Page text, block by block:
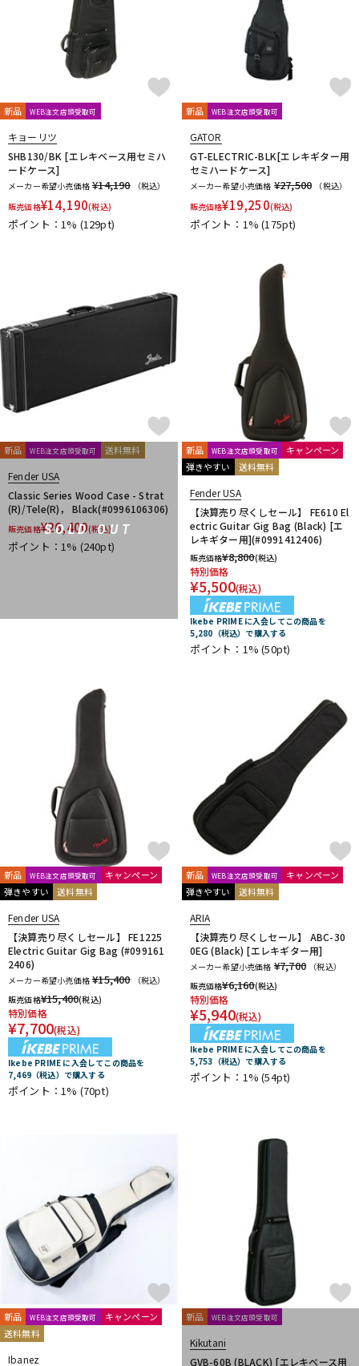
Manikin Electronic
MARTIN
MASTER8 JAPAN
MAYONES
MD Guitars
Mighty Bright MJC Ironworks
MODERN PIRATES
MONO
Montreux
MORRIS
MUSIC NOMAD
MXR
Nail Company
NAZCA
NAZCA STRAP Neotech
NIKKO(日工精機)
No Brand
Nordstrand
O-R
OFFICIAL EDWARD VAN HALEN MINI GUITARS
Oihata
ONE PERCENT
ONE'S WAY Orange ORB
ORCAS
ORTEGA
Ovaltone Oyaide P.R.S.
PROPIK
PULSE PYRAMID
Rattlesnake Cable
Raw Vintage
Reunion Blues
Richter Straps
Rick Rock Picks
Rickenbacker
RIGHTON STRAPS
RIO GRANDE
Ritter RIVER FORD
Roadie
ROCHE-THOMAS
Ron Ellis Pickups
ROTO SOUND
S.Yairi Sadowsky Sadowsky Guitars Sago
SAVAREZ
Schaller
Schlagwerk Percussion
Scorelay Japan
SCUD SEIKO Seki Sound
Seymour Duncan
Shadow SHRED NECK
SHUBB
SILENT PICK
SIT SKYSONIC
SNARK
Solid Bond
SOLID CABLES SOMA laboratory
SONOTONE
SpiceNote
STEINBERGER Stetsbar
SUNRISE Sustainiac
TAKAMINE TAMA
TAURUS ARMY
Thalia Capo
THE ROCK SLIDE
Toneism Pickups
TRICK
trumpet station
ULTIMATE
Van Damme Vega-Trem
VeroCity Effects Pedals
VIBRAMATE
Vigier VIVACE VOVOX
WALRUS AUDIO
Warwick Wedgie Well Fine
WHITEFEATHER
Wilkinson Wittner Worth
YAMAHA
ZAOLLA ZEMAITIS ZEN-ON
他
320design アトス・インターナショナル
アルソ出版
カエルカフェ
シンコーミュージック
スーパーキッズ
ねこだまり工房 パイパーズ
フェアリー
フォンテック
ヤマハミュージックEHD
ヤマハミュージックトレーディング
ヤマハミュージックメディア
リットーミュージック
音楽之友社
山木秀夫コレクション
春日
青い鳥∞黄い蜂 日本娯楽
明和電機
他2
TONE GEAR Peters
M.Baron
m.guitar craft works
Wizz Pickups
Edition Wilhelm Hansen
日本アコースティックレコーズ
Cable Cup
Richard Schauer
SUCK UK
ぼっち・ざ・ろっく！
Triplo Press
Musikverlag Hans Sikorski
大阪開成館
ドレミ楽譜出版社
GRAYZONE
AURORA STRINGS
Lydke Musikverlag
Theodore Presser
Groove Garage
AQUBE MUSIC PRODUCTS
Ergo Straps
新品 WEB注文店頭受取可
キョーリツ
SHB130/BK [エレキベース用セミハ
ードケース]
メーカー希望小売価格 ¥14,190
（税込）
販売価格¥14,190(税込)
ポイント：1% (129pt)
新品 WEB注文店頭受取可
GATOR
GT-ELECTRIC-BLK[エレキギター用
セミハードケース]
メーカー希望小売価格 ¥27,500
（税込）
販売価格¥19,250(税込)
ポイント：1%(175pt)
SOLD OUT
新品 WEB注文店頭受取可 送料無料
Fender USA
Classic Series Wood Case - Strat
(R)/Tele(R)， Black(#0996106306)
販売価格¥26,400(税込)
ポイント：1% (240pt)
新品 WEB注文店頭受取可
キャンペーン
弾きやすい
送料無料
Fender USA
【決算売り尽くしセール】 FE610 El
ectric Guitar Gig Bag (Black) [エ
レキギター用](#0991412406)
販売価格¥8,800(税込)
特別価格
¥5,500(税込)
Ikebe PRIME に入会してこの商品を
5,280（税込）で購入する
ポイント：1%(50pt)
新品 WEB注文店頭受取可
キャンペーン
弾きやすい
送料無料
Fender USA
【決算売り尽くしセール】 FE1225
Electric Guitar Gig Bag (#099161
2406)
メーカー希望小売価格 ¥15,400
（税込）
販売価格¥15,400(税込)
特別価格
¥7,700(税込)
Ikebe PRIME に入会してこの商品を
7,469（税込）で購入する
ポイント：1% (70pt)
新品 WEB注文店頭受取可
キャンペーン
弾きやすい
送料無料
ARIA
【決算売り尽くしセール】 ABC-30
0EG (Black) [エレキギター用]
メーカー希望小売価格 ¥7,700
（税込）
販売価格¥6,160(税込)
特別価格
¥5,940(税込)
Ikebe PRIME に入会してこの商品を
5,753（税込）で購入する
ポイント：1%(54pt)
新品 WEB注文店頭受取可
キャンペーン
送料無料
Ibanez
新品 WEB注文店頭受取可
Kikutani
GVB-60B (BLACK) [エレキベース用